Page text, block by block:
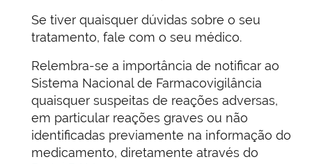
Se tiver quaisquer dúvidas sobre o seu
tratamento, fale com o seu médico.
Relembra-se a importância de notificar ao
Sistema Nacional de Farmacovigilância
quaisquer suspeitas de reações adversas,
em particular reações graves ou não
identificadas previamente na informação do
medicamento, diretamente através do